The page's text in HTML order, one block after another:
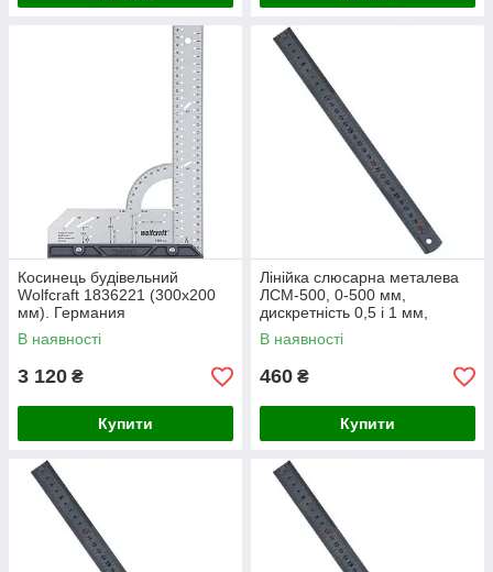
Косинець будівельний
Wolfcraft 1836221 (300х200
мм). Германия
В наявності
3 120 ₴
Купити
Лінійка слюсарна металева
ЛСМ-500, 0-500 мм,
дискретність 0,5 і 1 мм,
Україна
В наявності
460 ₴
Купити